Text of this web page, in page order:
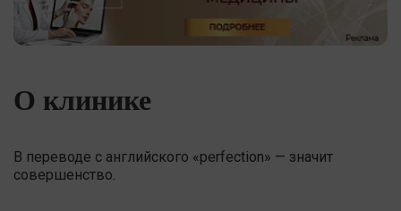
О клинике
В переводе c английского «perfection» — значит
совершенство.